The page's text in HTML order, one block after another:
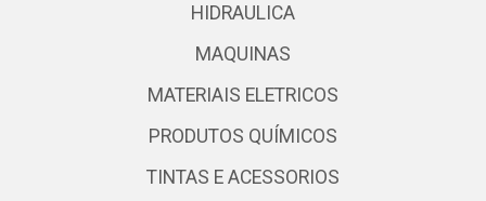
HIDRAULICA
MAQUINAS
MATERIAIS ELETRICOS
PRODUTOS QUÍMICOS
TINTAS E ACESSORIOS